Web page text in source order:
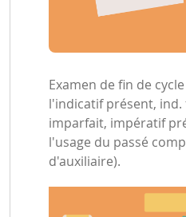
Examen de fin de
l'indicatif présent,
imparfait, impératif
l'usage du passé
d'auxiliaire).